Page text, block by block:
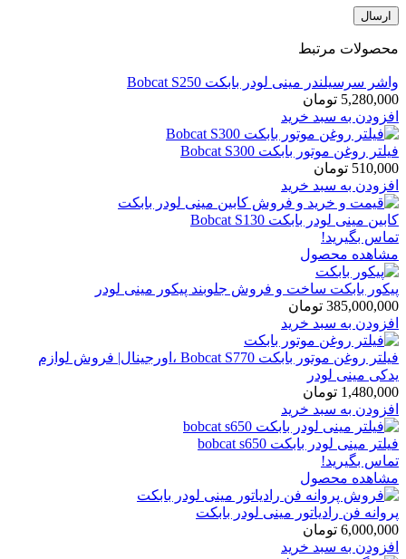
محصولات مرتبط
واشر سرسیلندر مینی لودر بابکت Bobcat S250
5,280,000 تومان
افزودن به سبد خرید
فیلتر روغن موتور بابکت Bobcat S300
510,000 تومان
افزودن به سبد خرید
کابین مینی لودر بابکت Bobcat S130
تماس بگیرید!
مشاهده محصول
پیکور بابکت ساخت و فروش جلوبند پیکور مینی لودر
385,000,000 تومان
افزودن به سبد خرید
فیلتر روغن موتور بابکت Bobcat S770 ،اورجینال| فروش لوازم
یدکی مینی لودر
1,480,000 تومان
افزودن به سبد خرید
فیلتر مینی لودر بابکت bobcat s650
تماس بگیرید!
مشاهده محصول
پروانه فن رادیاتور مینی لودر بابکت
6,000,000 تومان
افزودن به سبد خرید